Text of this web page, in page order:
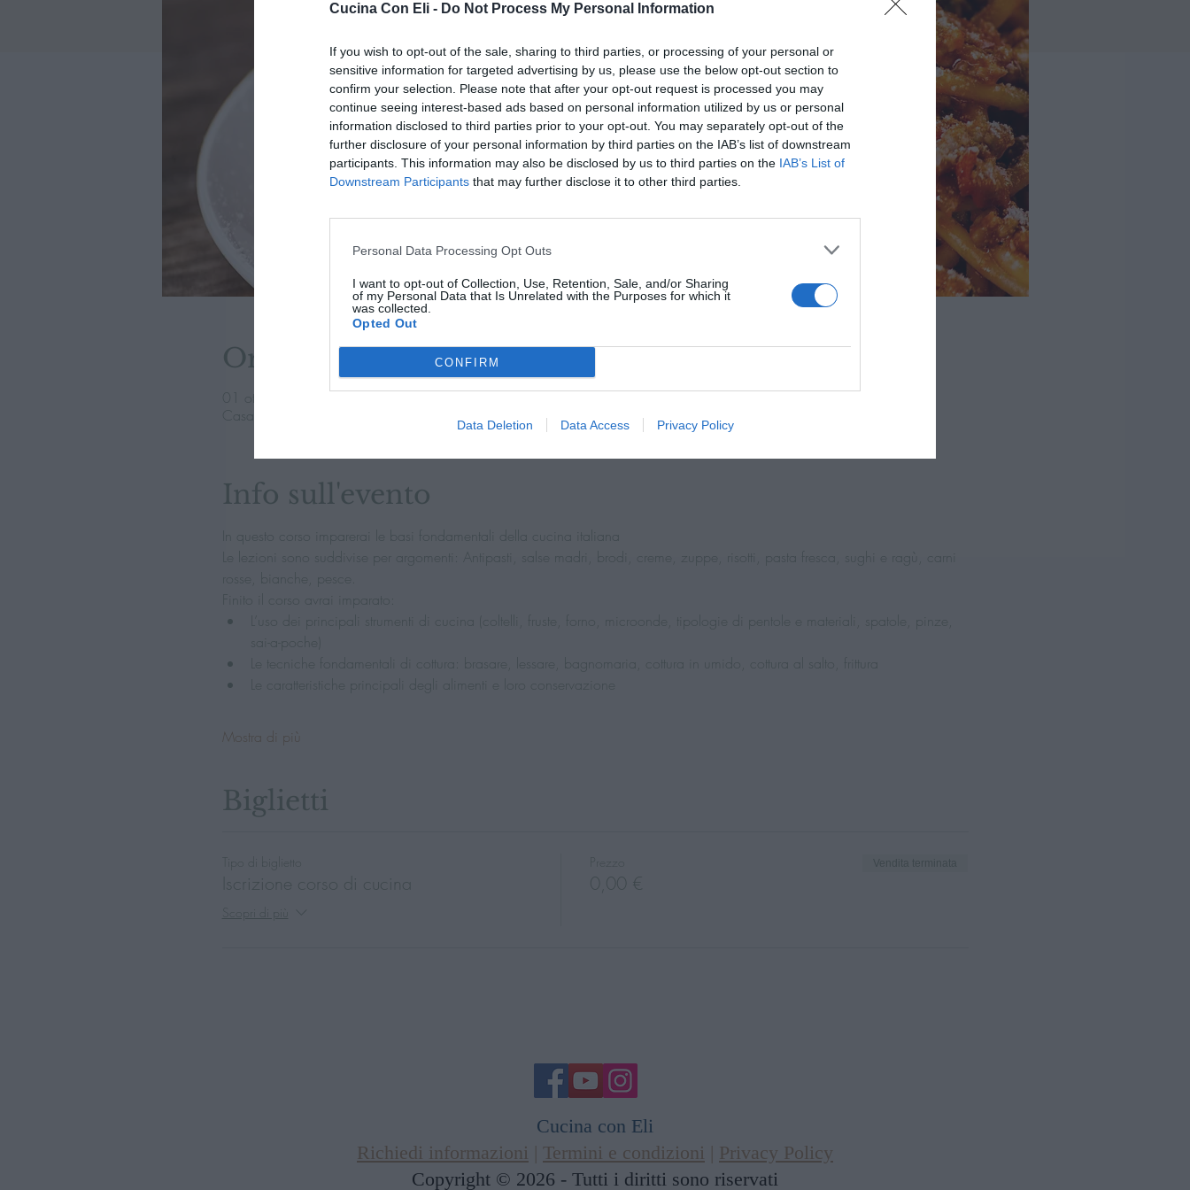
Cucina Con Eli - Do Not Process My Personal Information
If you wish to opt-out of the sale, sharing to third parties, or processing of your personal or
sensitive information for targeted advertising by us, please use the below opt-out section to
confirm your selection. Please note that after your opt-out request is processed you may
continue seeing interest-based ads based on personal information utilized by us or personal
information disclosed to third parties prior to your opt-out. You may separately opt-out of the
further disclosure of your personal information by third parties on the IAB’s list of downstream
participants. This information may also be disclosed by us to third parties on the IAB’s List of
Downstream Participants that may further disclose it to other third parties.
Personal Data Processing Opt Outs
I want to opt-out of Collection, Use, Retention, Sale, and/or Sharing
of my Personal Data that Is Unrelated with the Purposes for which it
was collected.
Opted Out
CONFIRM
Data Deletion Data Access Privacy Policy
Orario & Sede
01 ott 2025, 19:30 – 22:30
Info sull'evento
In questo corso imparerai le basi fondamentali della cucina italiana
Le lezioni sono suddivise per argomenti: Antipasti, salse madri, brodi, creme, zuppe, risotti, pasta fresca, sughi e ragù, carni
L’uso dei principali strumenti di cucina (coltelli, fruste, forno, microonde, tipologie di pentole e materiali, spatole, pinze,
Le tecniche fondamentali di cottura: brasare, lessare, bagnomaria, cottura in umido, cottura al salto, frittura
Le caratteristiche principali degli alimenti e loro conservazione
Mostra di più
Biglietti
Tipo di biglietto
Iscrizione corso di cucina
Scopri di più
0,00 €
Cucina con Eli
Richiedi informazioni | Termini e condizioni | Privacy Policy
Copyright © 2026 - Tutti i diritti sono riservati